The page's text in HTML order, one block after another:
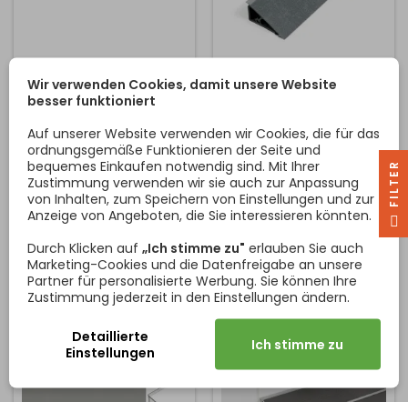
DICHTUNGSLEISTE
PFLEIDERER 112 /
TERRACOTTA
ideal für eine funktionelle
Verbindung zwischen
Arbeitsplatte und
Rückwand (oder auch mit
einer glatten Wand), zu der
sie farblich passen.
Standardlängen von 2100
mm und 4000 mm
erhältlich.
Preis
24,29 €
DICHTUNGSLEISTE
PFLEIDERER 112 / METEX
ideal für eine funktionelle
Verbindung zwischen
Arbeitsplatte und
Rückwand (oder auch mit
einer glatten Wand), zu der
sie farblich passen.
DieDichtungsleisten sind in
Standardlängen von 2100
mm und 4000 mm
erhältlich.
Preis
24,29 €
Wir verwenden Cookies, damit unsere Website
besser funktioniert
Auf unserer Website verwenden wir Cookies, die für das
ordnungsgemäße Funktionieren der Seite und
bequemes Einkaufen notwendig sind. Mit Ihrer
Zustimmung verwenden wir sie auch zur Anpassung
von Inhalten, zum Speichern von Einstellungen und zur
Anzeige von Angeboten, die Sie interessieren könnten.
Durch Klicken auf „Ich stimme zu" erlauben Sie auch
Marketing-Cookies und die Datenfreigabe an unsere
Partner für personalisierte Werbung. Sie können Ihre
Zustimmung jederzeit in den Einstellungen ändern.
Detaillierte
Einstellungen
Ich stimme zu
R